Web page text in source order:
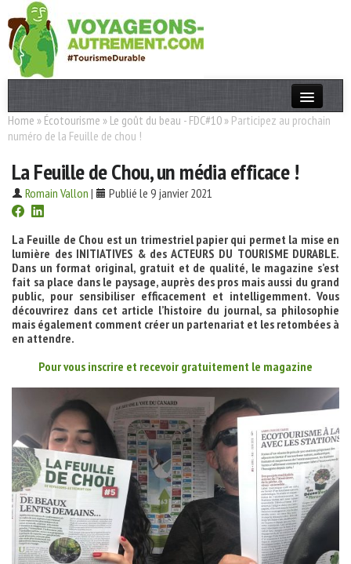
Actualités
Destinations
Acteurs
Thèmes
OK
Home » Écotourisme » Le goût du beau - FDC#10 » Participez au prochain
numéro de la Feuille de chou !
La Feuille de Chou, un média efficace !
Romain Vallon | Publié le 9 janvier 2021
La Feuille de Chou est un trimestriel papier qui permet la mise en
lumière des INITIATIVES & des ACTEURS DU TOURISME DURABLE.
Dans un format original, gratuit et de qualité, le magazine s’est
fait sa place dans le paysage, auprès des pros mais aussi du grand
public, pour sensibiliser efficacement et intelligemment. Vous
découvrirez dans cet article l’histoire du journal, sa philosophie
mais également comment créer un partenariat et les retombées à
en attendre.
Pour vous inscrire et recevoir gratuitement le magazine